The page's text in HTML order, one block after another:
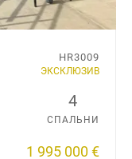
HR3009
ЭКСКЛЮЗИВ
4
СПАЛЬНИ
1 995 000 €